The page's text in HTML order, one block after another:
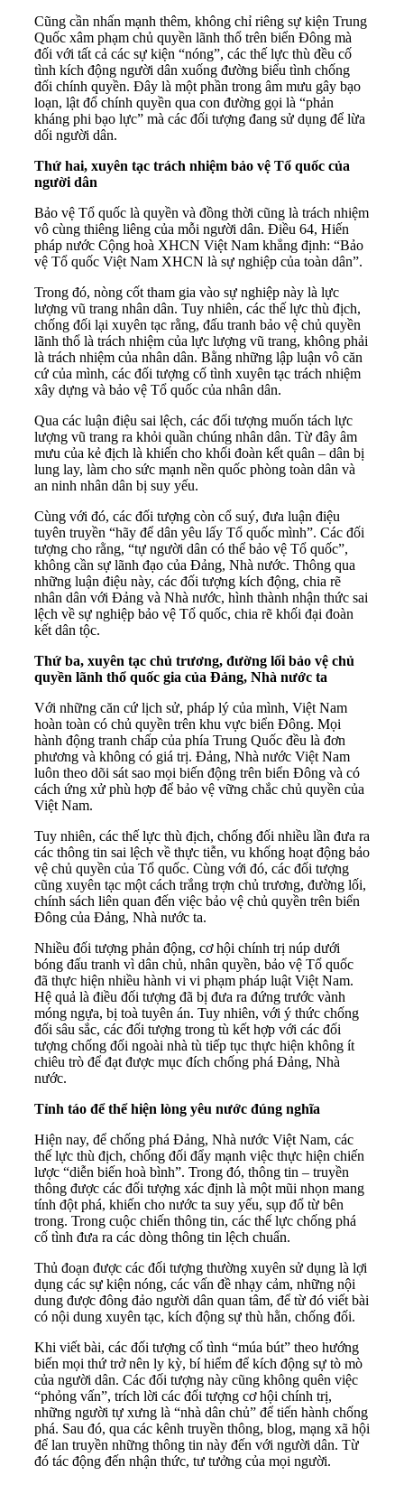
Cũng cần nhấn mạnh thêm, không chỉ riêng sự kiện Trung
Quốc xâm phạm chủ quyền lãnh thổ trên biển Đông mà
đối với tất cả các sự kiện “nóng”, các thế lực thù đều cố
tình kích động người dân xuống đường biểu tình chống
đối chính quyền. Đây là một phần trong âm mưu gây bạo
loạn, lật đổ chính quyền qua con đường gọi là “phản
kháng phi bạo lực” mà các đối tượng đang sử dụng để lừa
dối người dân.
Thứ hai, xuyên tạc trách nhiệm bảo vệ Tổ quốc của
người dân
Bảo vệ Tổ quốc là quyền và đồng thời cũng là trách nhiệm
vô cùng thiêng liêng của mỗi người dân. Điều 64, Hiến
pháp nước Cộng hoà XHCN Việt Nam khẳng định: “Bảo
vệ Tổ quốc Việt Nam XHCN là sự nghiệp của toàn dân”.
Trong đó, nòng cốt tham gia vào sự nghiệp này là lực
lượng vũ trang nhân dân. Tuy nhiên, các thế lực thù địch,
chống đối lại xuyên tạc rằng, đấu tranh bảo vệ chủ quyền
lãnh thổ là trách nhiệm của lực lượng vũ trang, không phải
là trách nhiệm của nhân dân. Bằng những lập luận vô căn
cứ của mình, các đối tượng cố tình xuyên tạc trách nhiệm
xây dựng và bảo vệ Tổ quốc của nhân dân.
Qua các luận điệu sai lệch, các đối tượng muốn tách lực
lượng vũ trang ra khỏi quần chúng nhân dân. Từ đây âm
mưu của kẻ địch là khiến cho khối đoàn kết quân – dân bị
lung lay, làm cho sức mạnh nền quốc phòng toàn dân và
an ninh nhân dân bị suy yếu.
Cùng với đó, các đối tượng còn cổ suý, đưa luận điệu
tuyên truyền “hãy để dân yêu lấy Tổ quốc mình”. Các đối
tượng cho rằng, “tự người dân có thể bảo vệ Tổ quốc”,
không cần sự lãnh đạo của Đảng, Nhà nước. Thông qua
những luận điệu này, các đối tượng kích động, chia rẽ
nhân dân với Đảng và Nhà nước, hình thành nhận thức sai
lệch về sự nghiệp bảo vệ Tổ quốc, chia rẽ khối đại đoàn
kết dân tộc.
Thứ ba, xuyên tạc chủ trương, đường lối bảo vệ chủ
quyền lãnh thổ quốc gia của Đảng, Nhà nước ta
Với những căn cứ lịch sử, pháp lý của mình, Việt Nam
hoàn toàn có chủ quyền trên khu vực biển Đông. Mọi
hành động tranh chấp của phía Trung Quốc đều là đơn
phương và không có giá trị. Đảng, Nhà nước Việt Nam
luôn theo dõi sát sao mọi biến động trên biển Đông và có
cách ứng xử phù hợp để bảo vệ vững chắc chủ quyền của
Việt Nam.
Tuy nhiên, các thế lực thù địch, chống đối nhiều lần đưa ra
các thông tin sai lệch về thực tiễn, vu khống hoạt động bảo
vệ chủ quyền của Tổ quốc. Cùng với đó, các đối tượng
cũng xuyên tạc một cách trắng trợn chủ trương, đường lối,
chính sách liên quan đến việc bảo vệ chủ quyền trên biển
Đông của Đảng, Nhà nước ta.
Nhiều đối tượng phản động, cơ hội chính trị núp dưới
bóng đấu tranh vì dân chủ, nhân quyền, bảo vệ Tổ quốc
đã thực hiện nhiều hành vi vi phạm pháp luật Việt Nam.
Hệ quả là điều đối tượng đã bị đưa ra đứng trước vành
móng ngựa, bị toà tuyên án. Tuy nhiên, với ý thức chống
đối sâu sắc, các đối tượng trong tù kết hợp với các đối
tượng chống đối ngoài nhà tù tiếp tục thực hiện không ít
chiêu trò để đạt được mục đích chống phá Đảng, Nhà
nước.
Tỉnh táo để thể hiện lòng yêu nước đúng nghĩa
Hiện nay, để chống phá Đảng, Nhà nước Việt Nam, các
thế lực thù địch, chống đối đẩy mạnh việc thực hiện chiến
lược “diễn biến hoà bình”. Trong đó, thông tin – truyền
thông được các đối tượng xác định là một mũi nhọn mang
tính đột phá, khiến cho nước ta suy yếu, sụp đổ từ bên
trong. Trong cuộc chiến thông tin, các thế lực chống phá
cố tình đưa ra các dòng thông tin lệch chuẩn.
Thủ đoạn được các đối tượng thường xuyên sử dụng là lợi
dụng các sự kiện nóng, các vấn đề nhạy cảm, những nội
dung được đông đảo người dân quan tâm, để từ đó viết bài
có nội dung xuyên tạc, kích động sự thù hằn, chống đối.
Khi viết bài, các đối tượng cố tình “múa bút” theo hướng
biến mọi thứ trở nên ly kỳ, bí hiểm để kích động sự tò mò
của người dân. Các đối tượng này cũng không quên việc
“phỏng vấn”, trích lời các đối tượng cơ hội chính trị,
những người tự xưng là “nhà dân chủ” để tiến hành chống
phá. Sau đó, qua các kênh truyền thông, blog, mạng xã hội
để lan truyền những thông tin này đến với người dân. Từ
đó tác động đến nhận thức, tư tưởng của mọi người.